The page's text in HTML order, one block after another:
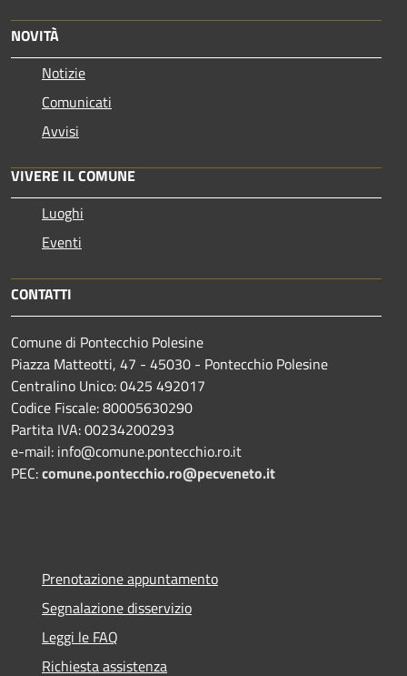
NOVITÀ
Notizie
Comunicati
Avvisi
VIVERE IL COMUNE
Luoghi
Eventi
CONTATTI
Comune di Pontecchio Polesine
Piazza Matteotti, 47 - 45030 - Pontecchio Polesine
Centralino Unico: 0425 492017
Codice Fiscale: 80005630290
Partita IVA: 00234200293
e-mail: info@comune.pontecchio.ro.it
PEC:comune.pontecchio.ro@pecveneto.it
Prenotazione appuntamento
Segnalazione disservizio
Leggi le FAQ
Richiesta assistenza